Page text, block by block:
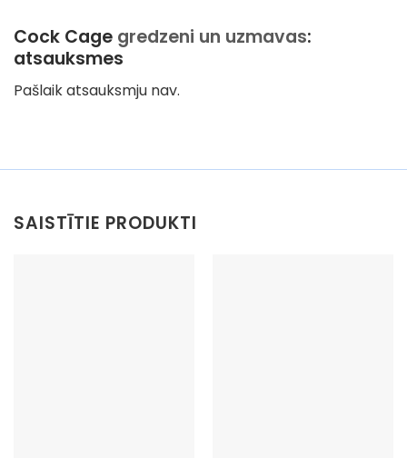
Cock Cage gredzeni un uzmavas:
atsauksmes
Pašlaik atsauksmju nav.
SAISTĪTIE PRODUKTI